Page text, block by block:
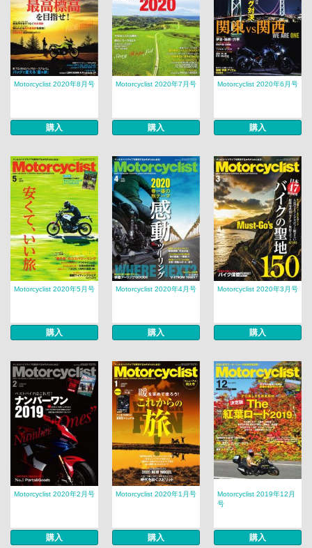
Motorcyclist 2020年8月号
購入
Motorcyclist 2020年7月号
購入
Motorcyclist 2020年6月号
購入
Motorcyclist 2020年5月号
購入
Motorcyclist 2020年4月号
購入
Motorcyclist 2020年3月号
購入
Motorcyclist 2020年2月号
購入
Motorcyclist 2020年1月号
購入
Motorcyclist 2019年12月
号
購入